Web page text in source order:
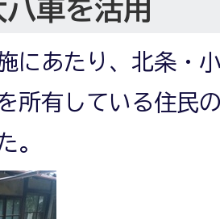
車を活用
にあたり、北条・
所有している住民
。